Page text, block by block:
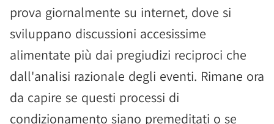
prova giornalmente su internet, dove si
sviluppano discussioni accesissime
alimentate più dai pregiudizi reciproci che
dall'analisi razionale degli eventi. Rimane ora
da capire se questi processi di
condizionamento siano premeditati o se